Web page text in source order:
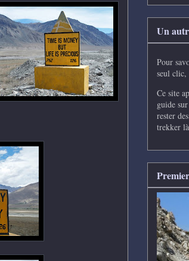
Un
Pour
seul clic,
Ce site
guide
rester
trekker